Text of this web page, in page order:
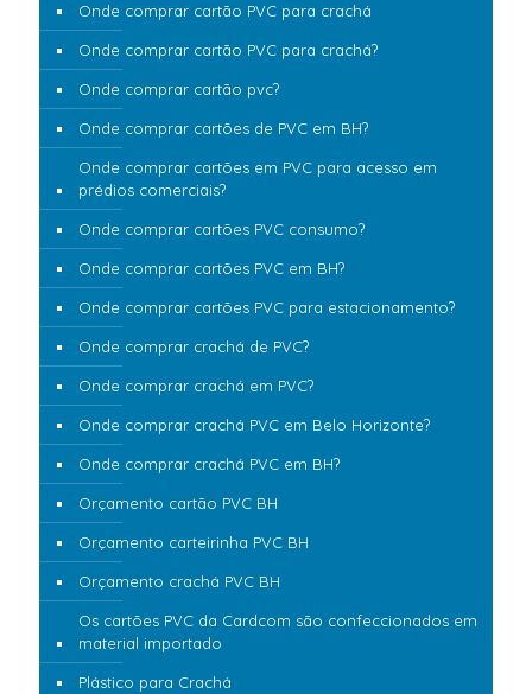
Onde comprar cartão PVC para crachá
Onde comprar cartão PVC para crachá?
Onde comprar cartão pvc?
Onde comprar cartões de PVC em BH?
Onde comprar cartões em PVC para acesso em
prédios comerciais?
Onde comprar cartões PVC consumo?
Onde comprar cartões PVC em BH?
Onde comprar cartões PVC para estacionamento?
Onde comprar crachá de PVC?
Onde comprar crachá em PVC?
Onde comprar crachá PVC em Belo Horizonte?
Onde comprar crachá PVC em BH?
Orçamento cartão PVC BH
Orçamento carteirinha PVC BH
Orçamento crachá PVC BH
Os cartões PVC da Cardcom são confeccionados em
material importado
Plástico para Crachá